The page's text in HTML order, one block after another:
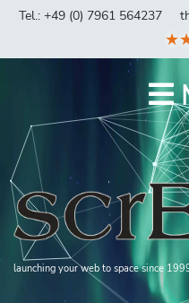
Tel.: +49 (0) 7961 564237
launching your web to space since